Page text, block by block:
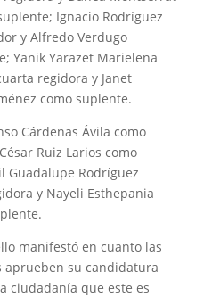
Ignacio Rodríguez
y Alfredo Verdugo
Yanik Yarazet Marielena
regidora y Janet
como suplente.
Cárdenas Ávila como
Ruiz Larios como
Guadalupe Rodríguez
y Nayeli Esthepania
manifestó en cuanto las
aprueben su candidatura
ciudadanía que este es